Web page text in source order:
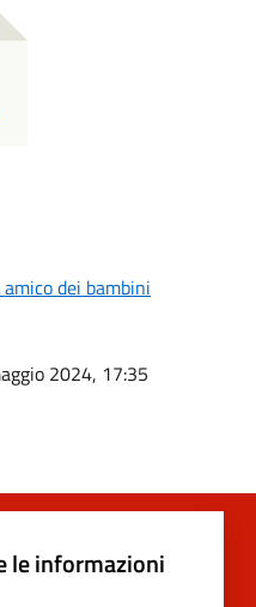
dei bambini
2024, 17:35
le informazioni